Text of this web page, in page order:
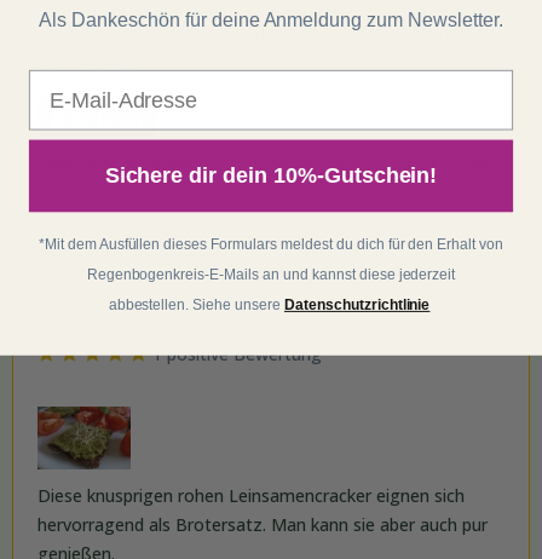
ganz einfach zu machen und superlecker. Hier kommst Du
Mehr lesen
Veganes Rezept ,Vegane Ernährung Bratlinge Haferflocken
Herzhafte Leinsamen-Cracker aus dem
Dörrautomaten
1 positive Bewertung
Diese knusprigen rohen Leinsamencracker eignen sich
hervorragend als Brotersatz. Man kann sie aber auch pur
genießen.
Als Dankeschön für deine Anmeldung zum Newsletter.
Sichere dir dein 10%-Gutschein!
*Mit dem Ausfüllen dieses Formulars meldest du dich für den Erhalt von
Regenbogenkreis-E-Mails an und kannst diese jederzeit
abbestellen. Siehe unsere Datenschutzrichtlinie